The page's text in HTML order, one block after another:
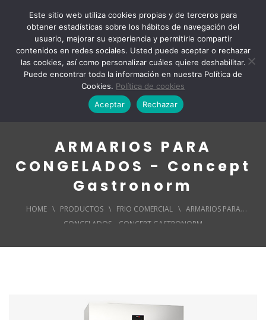
ARMARIOS PARA
CONGELADOS - Concept
Gastronorm
HOME \ PRODUCTOS \ FRIO COMERCIAL \ ARMARIOS PARA
CONGELADOS – CONCEPT GASTRONORM
Este sitio web utiliza cookies propias y de terceros para
obtener estadísticas sobre los hábitos de navegación del
usuario, mejorar su experiencia y permitirle compartir
contenidos en redes sociales. Usted puede aceptar o rechazar
las cookies, así como personalizar cuáles quiere deshabilitar.
Puede encontrar toda la información en nuestra Política de
Cookies. Política de cookies
Aceptar
Rechazar